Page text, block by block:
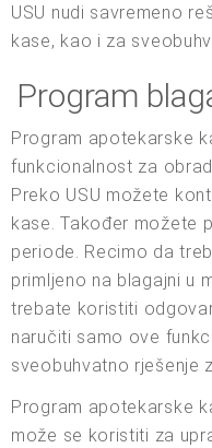
USU nudi savremeno
kase, kao i za
Program
Program apotekarske
funkcionalnost za
Preko USU možete
kase. Također možete
periode. Recimo da
primljeno na blagajni u
trebate koristiti
naručiti samo ove
sveobuhvatno rješenje
Program apotekarske
može se koristiti za